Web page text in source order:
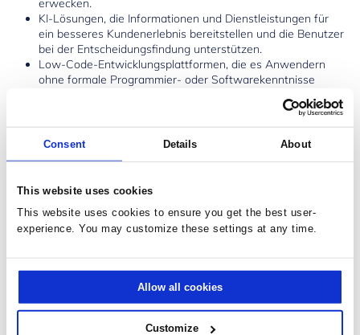
Consent Details About
This website uses cookies
This website uses cookies to ensure you get the best user-
experience. You may customize these settings at any time.
Allow all cookies
Customize
erwecken.
KI-Lösungen, die Informationen und Dienstleistungen für
ein besseres Kundenerlebnis bereitstellen und die Benutzer
bei der Entscheidungsfindung unterstützen.
Low-Code-Entwicklungsplattformen, die es Anwendern
ohne formale Programmier- oder Softwarekenntnisse
Power Platform für Services, die von mehr als 97 % der
Fortune-500-Unternehmen genutzt werden.
der verschiedenen Microsoft-Lösungen anbieten.
erfolgreiche digitale
Transformation